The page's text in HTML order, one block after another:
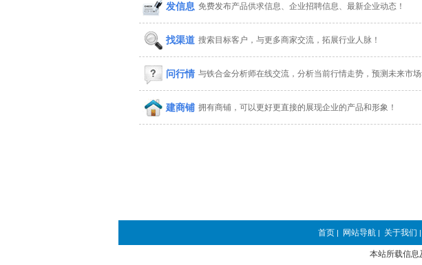
发信息 免费发布产品供求信息、企业招聘信息、最新企业动态！
找渠道 搜索目标客户，与更多商家交流，拓展行业人脉！
问行情 与铁合金分析师在线交流，分析当前行情走势，预测未来市场
建商铺 拥有商铺，可以更好更直接的展现企业的产品和形象！
首页 | 网站导航 | 关于我们 |
本站所载信